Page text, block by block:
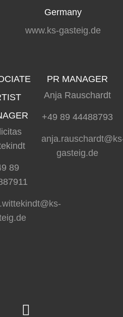
Germany
www.ks-gasteig.de
89
PR MANAGER
Anja Rauschardt
+49 89 44488793
gasteig.de